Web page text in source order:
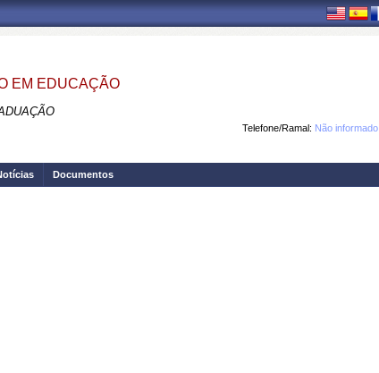
EM EDUCAÇÃO
Telefone/Ramal: Não informado
Documentos